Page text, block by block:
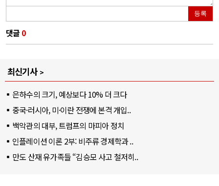
등록
댓글 0
최신기사
은하수의 크기, 예상보다 10% 더 크다
중국·러시아, 미·이란 전쟁에 본격 개입..
백악관의 대부, 트럼프의 마피아 정치
인플레이션 이론 2부: 비주류 경제학과 ..
만도 산재 유가족들 “김승모 사고 철저히..